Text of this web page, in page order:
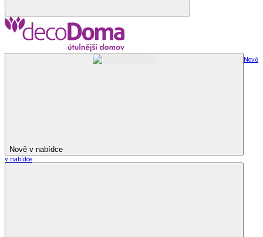
Nově v nabídce
Nově
v nabídce